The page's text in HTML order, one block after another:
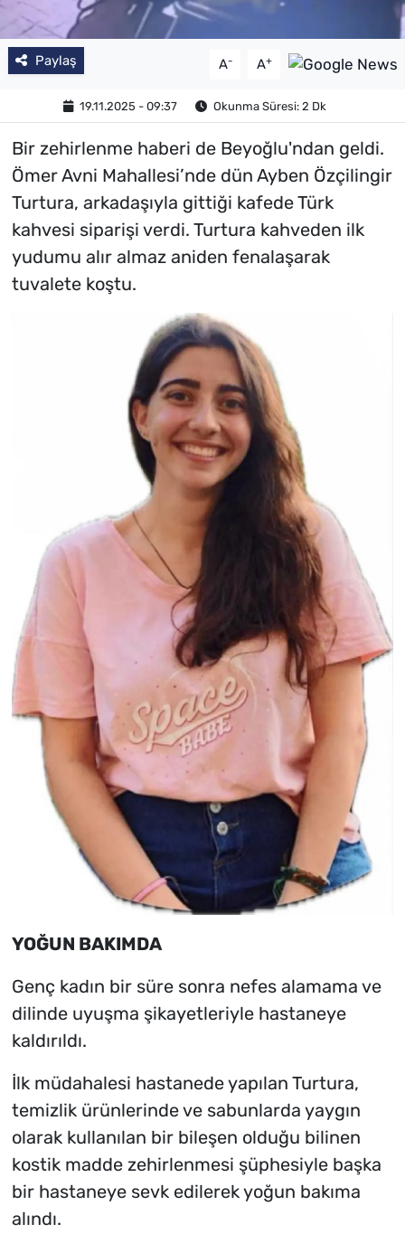
Paylaş A- A+
19.11.2025 - 09:37 Okunma Süresi: 2 Dk
Bir zehirlenme haberi de Beyoğlu'ndan geldi.
Ömer Avni Mahallesi’nde dün Ayben Özçilingir
Turtura, arkadaşıyla gittiği kafede Türk
kahvesi siparişi verdi. Turtura kahveden ilk
yudumu alır almaz aniden fenalaşarak
tuvalete koştu.
YOĞUN BAKIMDA
Genç kadın bir süre sonra nefes alamama ve
dilinde uyuşma şikayetleriyle hastaneye
kaldırıldı.
İlk müdahalesi hastanede yapılan Turtura,
temizlik ürünlerinde ve sabunlarda yaygın
olarak kullanılan bir bileşen olduğu bilinen
kostik madde zehirlenmesi şüphesiyle başka
bir hastaneye sevk edilerek yoğun bakıma
alındı.